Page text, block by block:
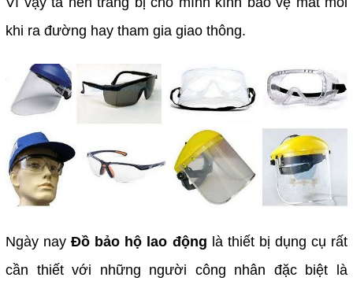
khi ra đường hay tham gia giao thông.
Ngày nayĐồ bảo hộ lao động là thiết bị dụng cụ rất
cần thiết với những người công nhân đặc biệt là